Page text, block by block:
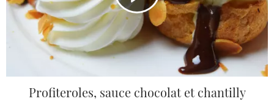
Profiteroles, sauce chocolat et chantilly